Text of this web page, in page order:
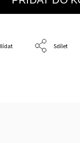
Sdílet